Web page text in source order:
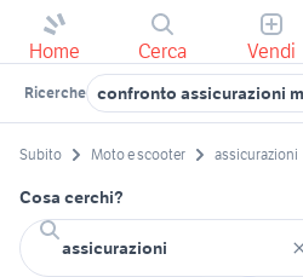
Home Cerca Vendi
Ricerche confronto assicurazioni
Subito Moto e scooter assicurazioni
Cosa cerchi?